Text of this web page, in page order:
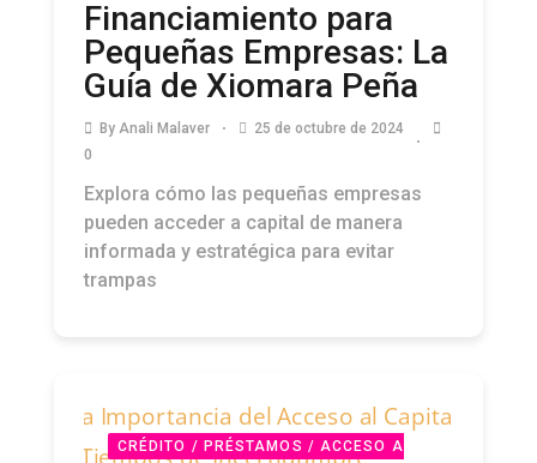
Financiamiento para
Pequeñas Empresas: La
Guía de Xiomara Peña
By Anali Malaver
25 de octubre de 2024
0
Explora cómo las pequeñas empresas
pueden acceder a capital de manera
informada y estratégica para evitar
trampas
CRÉDITO / PRÉSTAMOS / ACCESO A